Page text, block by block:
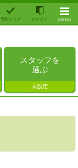
予約トップ ログイン MENU
スタッフを
選ぶ
未設定